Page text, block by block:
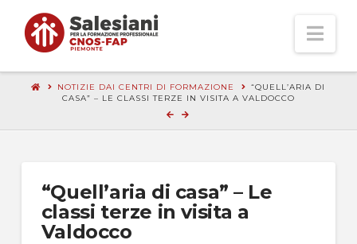
NOTIZIE DAI CENTRI DI FORMAZIONE
“QUELL’ARIA DI
CASA” – LE CLASSI TERZE IN VISITA A VALDOCCO
“Quell’aria di casa” – Le
classi terze in visita a
Valdocco